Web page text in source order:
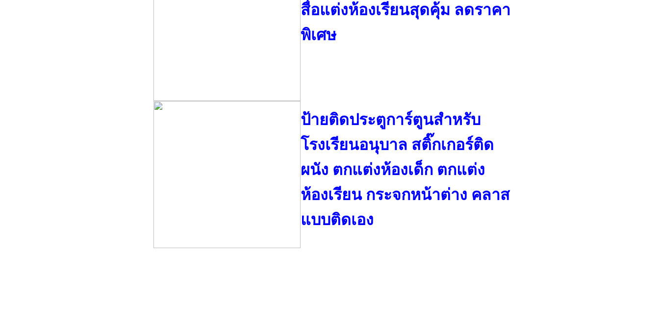
สื่อแต่งห้องเรียนสุดคุ้ม ลดราคา
พิเศษ
ป้ายติดประตูการ์ตูนสำหรับ
โรงเรียนอนุบาล สติ๊กเกอร์ติด
ผนัง ตกแต่งห้องเด็ก ตกแต่ง
ห้องเรียน กระจกหน้าต่าง คลาส
แบบติดเอง